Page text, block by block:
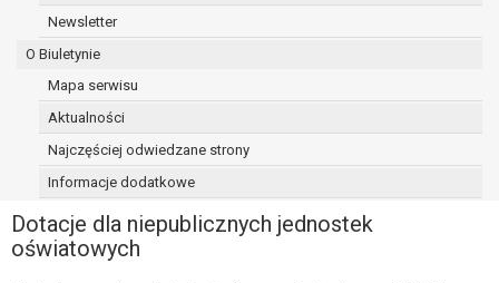
Newsletter
O Biuletynie
Mapa serwisu
Aktualności
Najczęściej odwiedzane strony
Informacje dodatkowe
Dotacje dla niepublicznych jednostek
oświatowych
prawo do przenoszenia danych na
łącznie spełnione są następujące przesłanki:
przetwarzanie danych odbywa się na
podstawie umowy zawartej z osobą,
której dane dotyczą lub na podstawie